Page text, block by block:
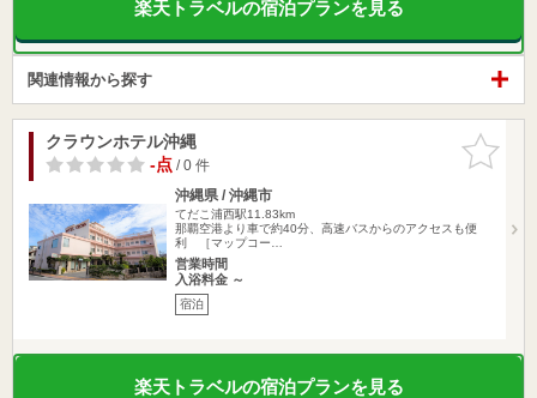
楽天トラベルの宿泊プランを見る
関連情報から探す
お気に入
りに追加
クラウンホテル沖縄
-点/ 0 件
沖縄県 / 沖縄市
てだこ浦西駅11.83km
那覇空港より車で約40分、高速バスからのアクセスも便
利 ［マップコー…
営業時間
入浴料金 ～
宿泊
楽天トラベルの宿泊プランを見る